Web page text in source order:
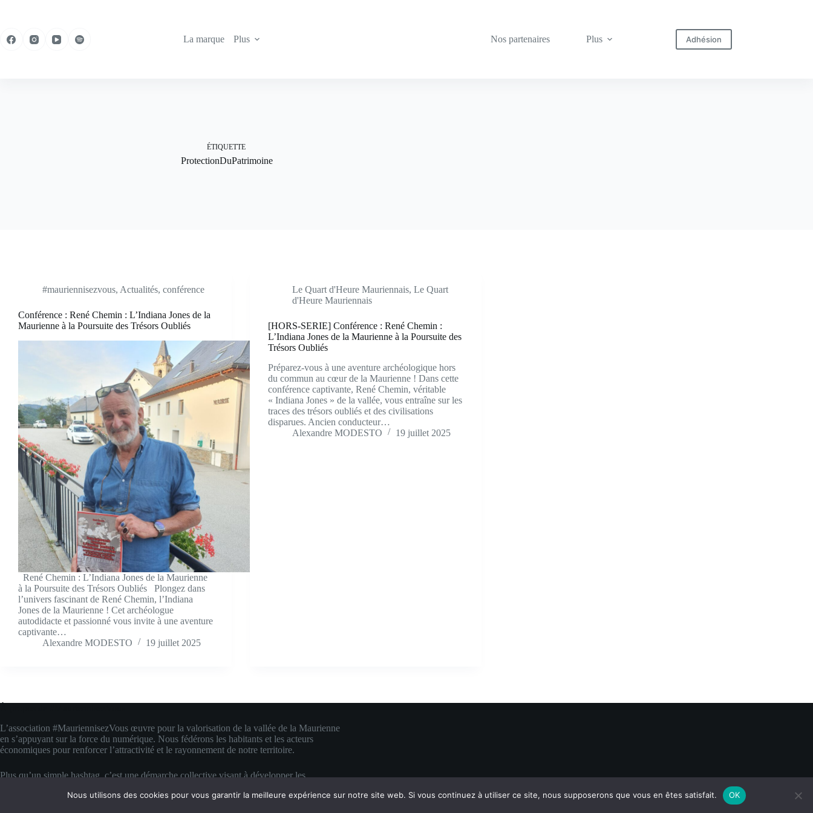
La marque
Plus Nos partenaires Plus Adhésion
ÉTIQUETTE
ProtectionDuPatrimoine
#mauriennisezvous, Actualités, conférence
Conférence : René Chemin : L’Indiana Jones de la
Maurienne à la Poursuite des Trésors Oubliés
René Chemin : L’Indiana Jones de la Maurienne
à la Poursuite des Trésors Oubliés Plongez dans
l’univers fascinant de René Chemin, l’Indiana
Jones de la Maurienne ! Cet archéologue
autodidacte et passionné vous invite à une aventure
captivante…
Alexandre MODESTO
19 juillet 2025
Le Quart d'Heure Mauriennais,Le Quart
d'Heure Mauriennais
[HORS-SERIE] Conférence : René Chemin :
L’Indiana Jones de la Maurienne à la Poursuite des
Trésors Oubliés
Préparez-vous à une aventure archéologique hors
du commun au cœur de la Maurienne ! Dans cette
conférence captivante, René Chemin, véritable
« Indiana Jones » de la vallée, vous entraîne sur les
traces des trésors oubliés et des civilisations
disparues. Ancien conducteur…
Alexandre MODESTO
19 juillet 2025
L’association #MauriennisezVous œuvre pour la valorisation de la vallée de la Maurienne
en s’appuyant sur la force du numérique. Nous fédérons les habitants et les acteurs
économiques pour renforcer l’attractivité et le rayonnement de notre territoire.
Plus qu’un simple hashtag, c’est une démarche collective visant à développer les
concrète pour faire rayonner la Maurienne bien au-delà de ses montagnes.
Nous utilisons des cookies pour vous garantir la meilleure expérience sur notre site web. Si vous continuez à utiliser ce site, nous supposerons que vous en êtes satisfait. OK